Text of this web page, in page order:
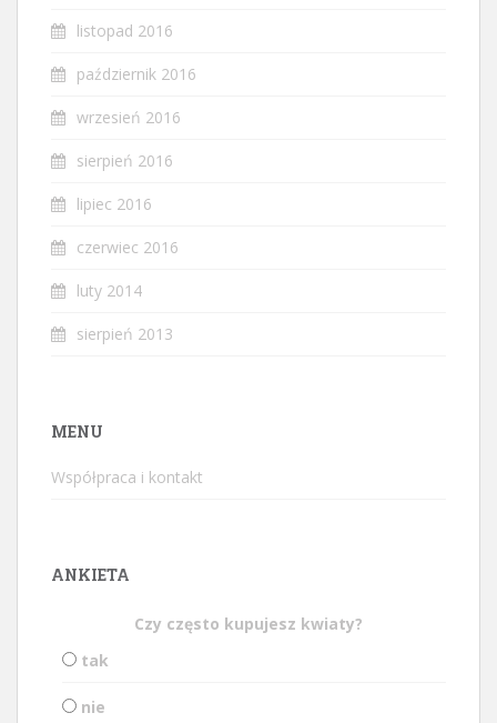
listopad 2016
październik 2016
wrzesień 2016
sierpień 2016
lipiec 2016
czerwiec 2016
luty 2014
sierpień 2013
MENU
Współpraca i kontakt
ANKIETA
Czy często kupujesz kwiaty?
tak
nie